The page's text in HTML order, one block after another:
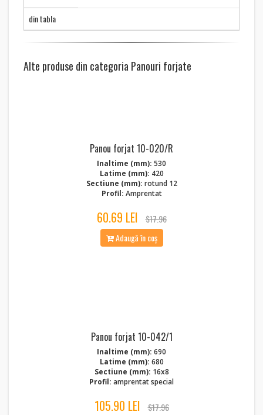
din tabla
Alte produse din categoria Panouri forjate
Panou forjat 10-020/R
Inaltime (mm): 530
Latime (mm): 420
Sectiune (mm): rotund 12
Profil: Amprentat
60.69 LEI
$17.96
Adaugă în coș
Panou forjat 10-042/1
Inaltime (mm): 690
Latime (mm): 680
Sectiune (mm): 16x8
Profil: amprentat special
105.90 LEI $17.96